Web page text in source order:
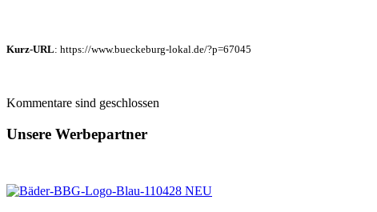
Kurz-URL: https://www.bueckeburg-lokal.de/?p=67045
Kommentare sind geschlossen
Unsere Werbepartner